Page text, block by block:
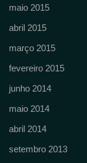
maio 2015
abril 2015
março 2015
fevereiro 2015
junho 2014
maio 2014
abril 2014
setembro 2013